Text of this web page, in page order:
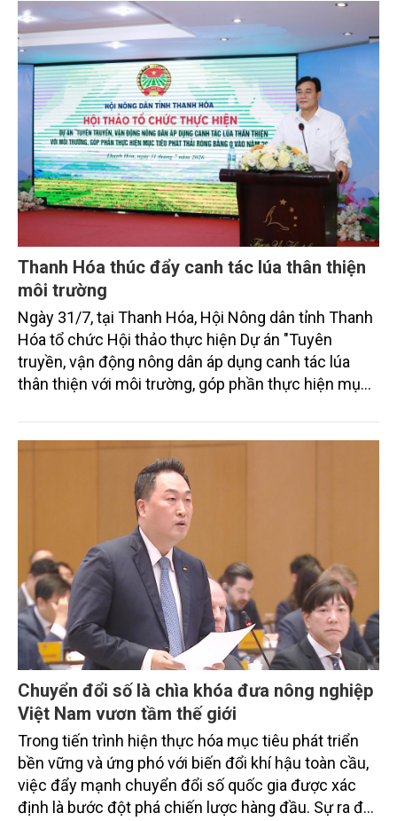
toàn cầu, đặc biệt là mục tiêu đưa phát thải ròng
bằng 0 (Net-Zero) vào năm 2050.
Thanh Hóa thúc đẩy canh tác lúa thân thiện
môi trường
Ngày 31/7, tại Thanh Hóa, Hội Nông dân tỉnh Thanh
Hóa tổ chức Hội thảo thực hiện Dự án "Tuyên
truyền, vận động nông dân áp dụng canh tác lúa
thân thiện với môi trường, góp phần thực hiện mục
trình thu hút sự tham gia của đông đảo đại biểu đến
từ các cơ quan quản lý nhà nước, đơn vị nghiên cứu,
doanh nghiệp, hợp tác xã và nông dân đang trực
tiếp triển khai mô hình sản xuất lúa phát thải thấp.
Chuyển đổi số là chìa khóa đưa nông nghiệp
Việt Nam vươn tầm thế giới
Trong tiến trình hiện thực hóa mục tiêu phát triển
bền vững và ứng phó với biến đổi khí hậu toàn cầu,
việc đẩy mạnh chuyển đổi số quốc gia được xác
định là bước đột phá chiến lược hàng đầu. Sự ra đời